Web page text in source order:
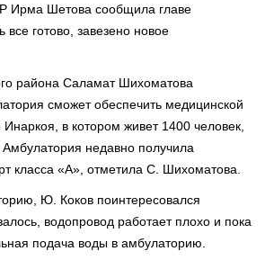
Ирма Шетова сообщила главе
все готово, завезено новое
района Саламат Шихоматова
сможет обеспечить медицинской
в котором живет 1400 человек,
недавно получила
класса «А», отметила С. Шихоматова.
Ю. Коков поинтересовался
водопровод работает плохо и пока
подача воды в амбулаторию.